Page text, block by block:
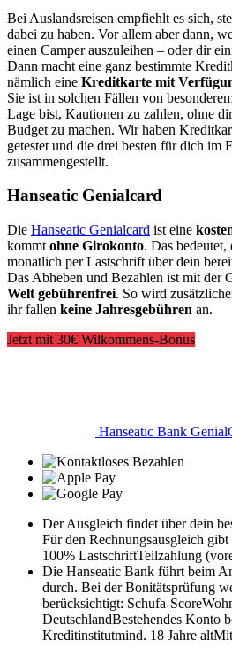
Bei Auslandsreisen empfiehlt es sich,
dabei zu haben. Vor allem aber dann,
einen Camper auszuleihen – oder dir
Dann macht eine ganz bestimmte
nämlich eine Kreditkarte mit
Sie ist in solchen Fällen von
Lage bist, Kautionen zu zahlen, ohne
Budget zu machen. Wir haben
getestet und die drei besten für dich im
zusammengestellt.
Hanseatic Genialcard
Die Hanseatic Genialcard ist eine
kommt ohne Girokonto. Das
monatlich per Lastschrift über dein
Das Abheben und Bezahlen ist mit der
Welt gebührenfrei. So wird
ihr fallen keine Jahresgebühren an.
Jetzt mit 30€ Wilkommens-Bonus
Hanseatic Bank
Der Ausgleich findet über dein
Für den Rechnungsausgleich
100% LastschriftTeilzahlung
Die Hanseatic Bank führt beim
durch. Bei der Bonitätsprüfung
berücksichtigt: Schufa-Score
DeutschlandBestehendes Konto
Kreditinstitutmind. 18 Jahre alt